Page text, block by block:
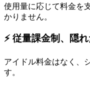
使用量に応じて料金を
かりません。
⚡ 従量課金制、隠
アイドル料金はなく、
す。